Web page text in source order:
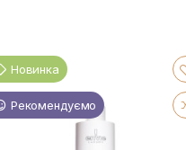
Новинка
Рекомендуємо